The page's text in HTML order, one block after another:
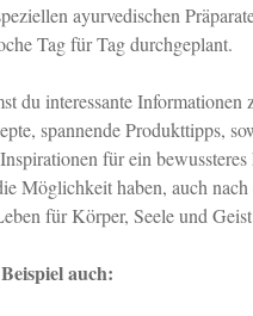
ayurvedischen
Tag für Tag durchgeplant.
du interessante Informationen
spannende Produkttipps,
für ein
Möglichkeit haben, auch nach
für Körper, Seele und
auch: